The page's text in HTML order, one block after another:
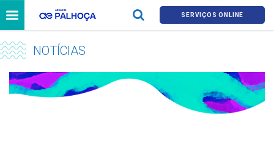
SERVIÇOS ONLINE
NOTÍCIAS